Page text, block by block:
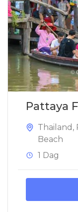
Pattaya
Thailand ,
Beach
1 Dag